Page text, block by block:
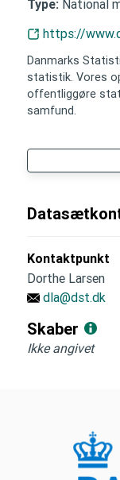
Type: National
https://
Danmarks
statistik. Vores
offentliggøre
samfund.
Kontaktpunkt
Dorthe Larsen
dla@dst.dk
Skaber
Ikke angivet